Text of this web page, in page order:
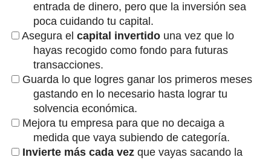
entrada de dinero, pero que la inversión sea
poca cuidando tu capital.
Asegura el capital invertido una vez que lo
hayas recogido como fondo para futuras
transacciones.
Guarda lo que logres ganar los primeros meses
gastando en lo necesario hasta lograr tu
solvencia económica.
Mejora tu empresa para que no decaiga a
medida que vaya subiendo de categoría.
Invierte más cada vez que vayas sacando la